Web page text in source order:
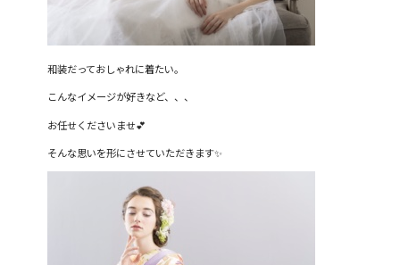
和装だっておしゃれに着たい。
こんなイメージが好きなど、、、
お任せくださいませ💕
そんな思いを形にさせていただきます✨